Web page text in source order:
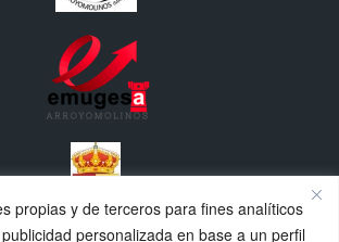
propias y de terceros para fines analíticos
personalizada en base a un perfil